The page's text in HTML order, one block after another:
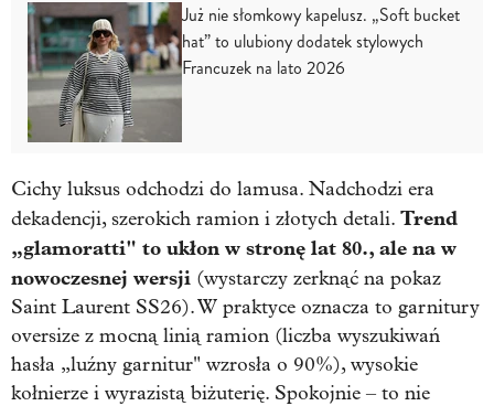
Już nie słomkowy kapelusz. „Soft bucket
hat” to ulubiony dodatek stylowych
Francuzek na lato 2026
Cichy luksus odchodzi do lamusa. Nadchodzi era
dekadencji, szerokich ramion i złotych detali. Trend
„glamoratti" to ukłon w stronę lat 80., ale na w
nowoczesnej wersji (wystarczy zerknąć na pokaz
Saint Laurent SS26). W praktyce oznacza to garnitury
oversize z mocną linią ramion (liczba wyszukiwań
hasła „luźny garnitur" wzrosła o 90%), wysokie
kołnierze i wyrazistą biżuterię. Spokojnie – to nie